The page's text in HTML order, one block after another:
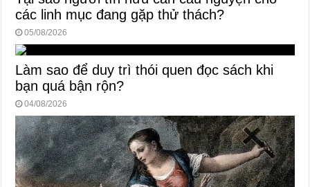
các linh mục đang gặp thử thách?
05/08/2026
Làm sao để duy trì thói quen đọc sách khi
bạn quá bận rộn?
04/08/2026